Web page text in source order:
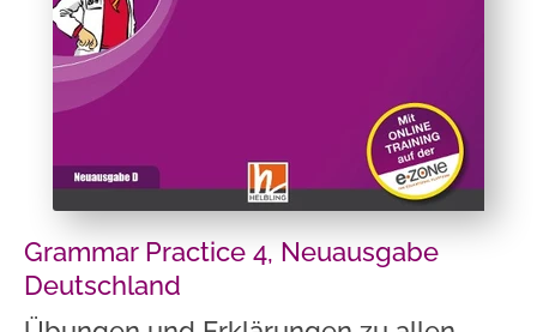
Grammar Practice 4, Neuausgabe
Deutschland